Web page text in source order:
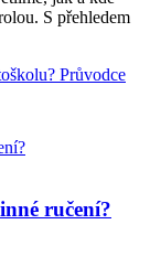
S přehledem
Průvodce
ručení?